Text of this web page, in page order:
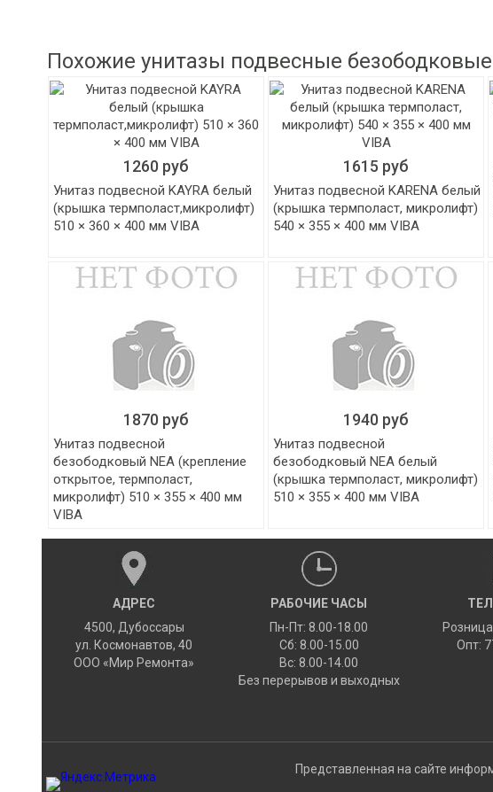
Похожие унитазы подвесные
1260 руб
Унитаз подвесной KAYRA белый
(крышка термполаст,микролифт)
510 × 360 × 400 мм VIBA
1615 руб
Унитаз подвесной KARENA белый
(крышка термполаст, микролифт)
540 × 355 × 400 мм VIBA
1870 руб
Унитаз подвесной
безободковый NEA (крепление
открытое, термполаст,
микролифт) 510 × 355 × 400 мм
VIBA
1940 руб
Унитаз подвесной
безободковый NEA белый
(крышка термполаст, микролифт)
510 × 355 × 400 мм VIBA
АДРЕС
4500, Дубоссары
ул. Космонавтов, 40
ООО «Мир Ремонта»
РАБОЧИЕ ЧАСЫ
Пн-Пт: 8.00-18.00
Сб: 8.00-15.00
Вс: 8.00-14.00
Без перерывов и выходных
Опт:
Представленная на сайте